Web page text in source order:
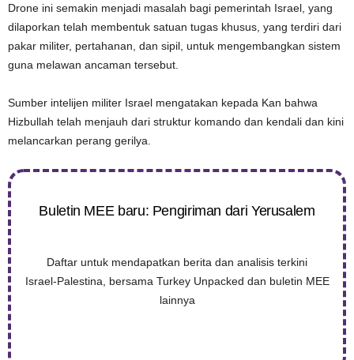
Drone ini semakin menjadi masalah bagi pemerintah Israel, yang
dilaporkan telah membentuk satuan tugas khusus, yang terdiri dari
pakar militer, pertahanan, dan sipil, untuk mengembangkan sistem
guna melawan ancaman tersebut.
Sumber intelijen militer Israel mengatakan kepada Kan bahwa
Hizbullah telah menjauh dari struktur komando dan kendali dan kini
melancarkan perang gerilya.
Buletin MEE baru: Pengiriman dari Yerusalem
Daftar untuk mendapatkan berita dan analisis terkini
Israel-Palestina, bersama Turkey Unpacked dan buletin MEE
lainnya